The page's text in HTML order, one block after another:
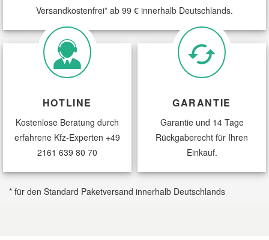
Versandkostenfrei* ab 99 € innerhalb Deutschlands.
HOTLINE
Kostenlose Beratung durch
erfahrene Kfz-Experten +49
2161 639 80 70
GARANTIE
Garantie und 14 Tage
Rückgaberecht für Ihren
Einkauf.
* für den Standard Paketversand innerhalb Deutschlands